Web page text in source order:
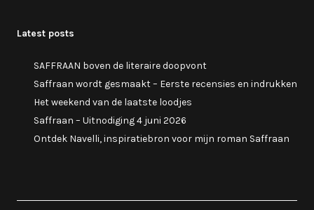
Latest posts
SAFFRAAN boven de literaire doopvont
Saffraan wordt gesmaakt – Eerste recensies en indrukken
Het weekend van de laatste loodjes
Saffraan – Uitnodiging 4 juni 2026
Ontdek Navelli, inspiratiebron voor mijn roman Saffraan